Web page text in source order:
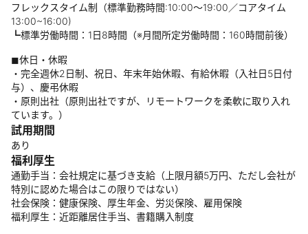
フレックスタイム制（標準勤務時間:10:00〜19:00／コアタイム
13:00~16:00)
┗標準労働時間：1日8時間（※月間所定労働時間：160時間前後）
◼︎休日・休暇
・完全週休2日制、祝日、年末年始休暇、有給休暇（入社日5日付
与）、慶弔休暇
・原則出社（原則出社ですが、リモートワークを柔軟に取り入れ
ています。）
試用期間
あり
福利厚生
通勤手当：会社規定に基づき支給（上限月額5万円、ただし会社が
特別に認めた場合はこの限りではない）
社会保険：健康保険、厚生年金、労災保険、雇用保険
福利厚生：近距離居住手当、書籍購入制度